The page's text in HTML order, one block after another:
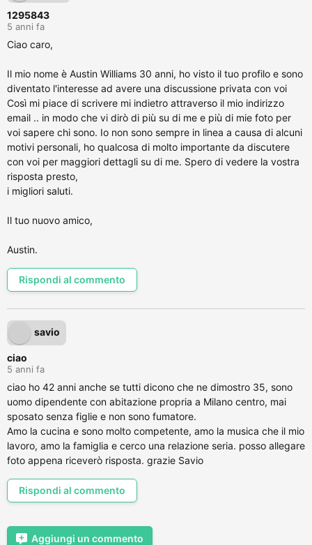
1295843
5 anni fa
Ciao caro,
Il mio nome è Austin Williams 30 anni, ho visto il tuo profilo e sono
diventato l'interesse ad avere una discussione privata con voi
Così mi piace di scrivere mi indietro attraverso il mio indirizzo
email .. in modo che vi dirò di più su di me e più di mie foto per
voi sapere chi sono. Io non sono sempre in linea a causa di alcuni
motivi personali, ho qualcosa di molto importante da discutere
con voi per maggiori dettagli su di me. Spero di vedere la vostra
risposta presto,
i migliori saluti.
Il tuo nuovo amico,
Austin.
Rispondi al commento
savio
ciao
5 anni fa
ciao ho 42 anni anche se tutti dicono che ne dimostro 35, sono
uomo dipendente con abitazione propria a Milano centro, mai
sposato senza figlie e non sono fumatore.
Amo la cucina e sono molto competente, amo la musica che il mio
lavoro, amo la famiglia e cerco una relazione seria. posso allegare
foto appena riceverò risposta. grazie Savio
Rispondi al commento
Aggiungi un commento